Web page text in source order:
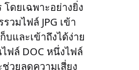
โดยเฉพาะอย่างยิ่ง
มไฟล์ JPG เข้า
และเข้าถึงได้ง่าย
ฟล์ DOC หนึ่งไฟล์
วยลดความเสี่ยง